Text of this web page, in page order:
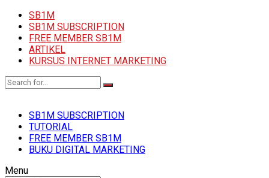
SB1M
SB1M SUBSCRIPTION
FREE MEMBER SB1M
ARTIKEL
KURSUS INTERNET MARKETING
SB1M SUBSCRIPTION
TUTORIAL
FREE MEMBER SB1M
BUKU DIGITAL MARKETING
Menu